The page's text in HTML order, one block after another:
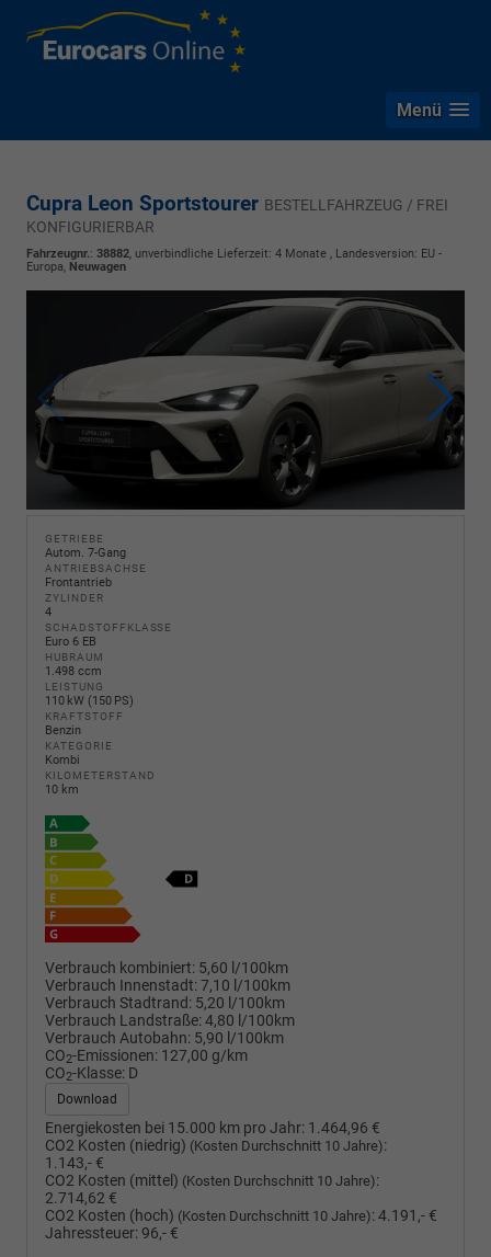
Menü
Cupra Leon Sportstourer BESTELLFAHRZEUG / FREI
KONFIGURIERBAR
Fahrzeugnr.: 38882, unverbindliche Lieferzeit: 4 Monate , Landesversion: EU -
Europa, Neuwagen
GETRIEBE
Autom. 7-Gang
ANTRIEBSACHSE
Frontantrieb
ZYLINDER
4
SCHADSTOFFKLASSE
Euro 6 EB
HUBRAUM
1.498 ccm
LEISTUNG
110 kW (150 PS)
KRAFTSTOFF
Benzin
KATEGORIE
Kombi
KILOMETERSTAND
10 km
Verbrauch kombiniert: 5,60 l/100km
Verbrauch Innenstadt:7,10 l/100km
Verbrauch Stadtrand: 5,20 l/100km
Verbrauch Landstraße:4,80 l/100km
Verbrauch Autobahn: 5,90 l/100km
CO2-Emissionen: 127,00 g/km
CO2-Klasse: D
Download
Energiekosten bei 15.000 km pro Jahr: 1.464,96 €
CO2 Kosten (niedrig) (Kosten Durchschnitt 10 Jahre):
1.143,- €
CO2 Kosten (mittel) (Kosten Durchschnitt 10 Jahre):
2.714,62 €
CO2 Kosten (hoch) (Kosten Durchschnitt 10 Jahre):4.191,- €
Jahressteuer: 96,- €